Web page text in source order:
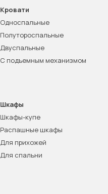
Кровати
Односпальные
Полутороспальные
Двуспальные
С подъемным механизмом
Шкафы
Шкафы-купе
Распашные шкафы
Для прихожей
Для спальни